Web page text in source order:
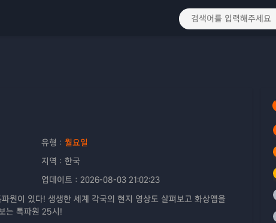
유형： 월요일
지역： 한국
업데이트： 2026-08-03 21:02:23
원이 있다! 생생한 세계 각국의 현지 영상도 살펴보고 화상앱을
는 톡파원 25시!